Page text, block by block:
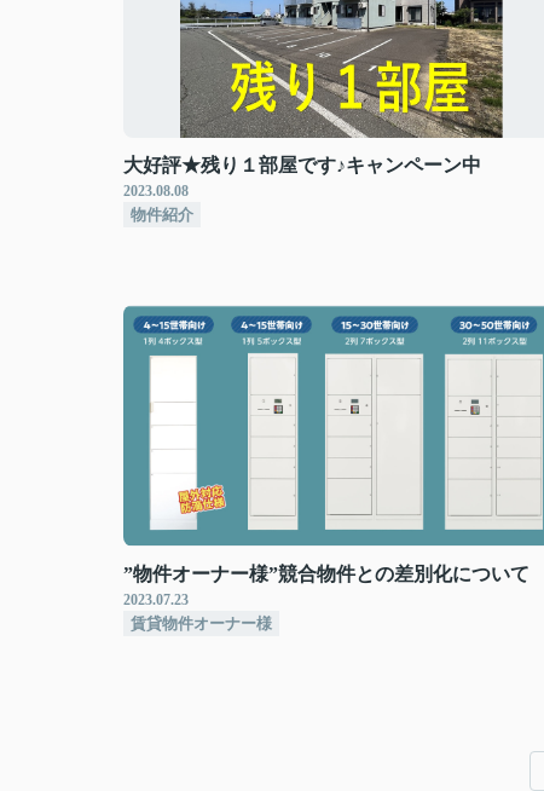
大好評★残り１部屋です♪キャンペーン中
2023.08.08
物件紹介
”物件オーナー様”競合物件との差別化について
2023.07.23
賃貸物件オーナー様